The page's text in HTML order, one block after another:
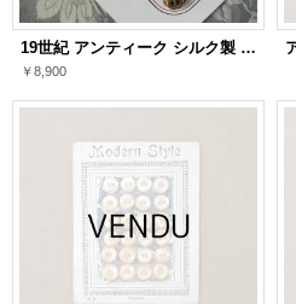
19世紀 アンティーク シルク製 くるみボタン 12mm 4色使い 27ピース
￥8,900